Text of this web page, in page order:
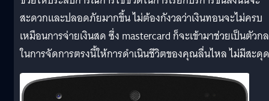
สะดวกและปลอดภัยมากขึ้น ไม่ต้องกังวลว่าเงินทอนจะไม่ครบ
เหมือนการจ่ายเงินสด ซึ่ง mastercard ก็จะเข้ามาช่วยเป็นตัวก
ในการจัดการตรงนี้ให้การดำเนินชีวิตของคุณลื่นไหล ไม่มีสะดุด